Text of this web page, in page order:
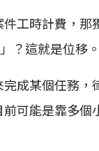
工時計費，
？這就是位移。
成某個任務
可能是靠多